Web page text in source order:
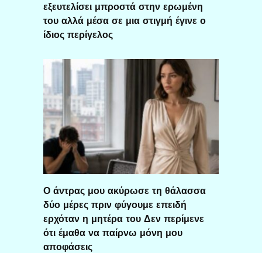
εξευτελίσει μπροστά στην ερωμένη
του αλλά μέσα σε μια στιγμή έγινε ο
ίδιος περίγελος
Ο άντρας μου ακύρωσε τη θάλασσα
δύο μέρες πριν φύγουμε επειδή
ερχόταν η μητέρα του Δεν περίμενε
ότι έμαθα να παίρνω μόνη μου
αποφάσεις